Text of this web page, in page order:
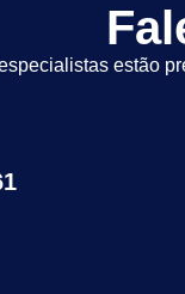
estão